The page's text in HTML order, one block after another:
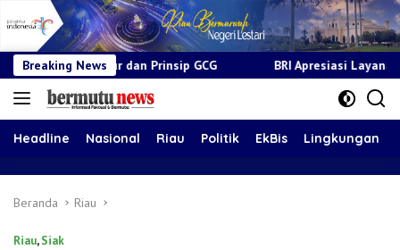
Breaking News
Prinsip GCG BRI Apresiasi Layanan Kepada
Headline Nasional Riau Politik EkBis Lingkungan
Beranda Riau
Riau,Siak